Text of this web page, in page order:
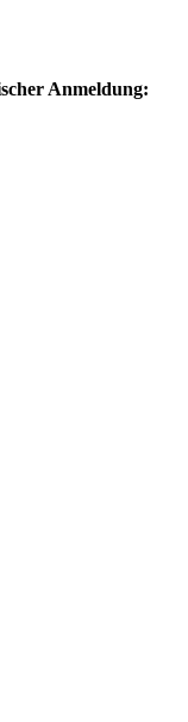
Anmeldung: